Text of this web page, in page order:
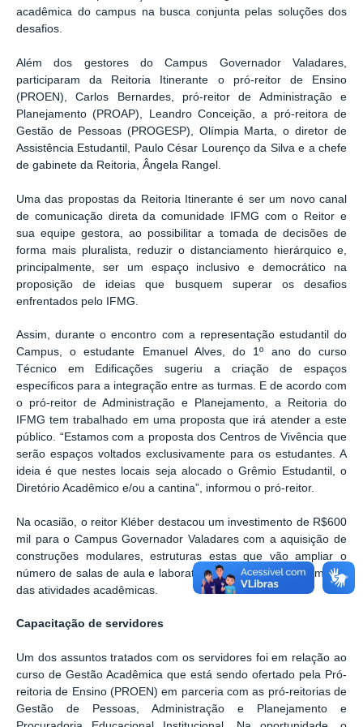
acadêmica do campus na busca conjunta pelas soluções dos
desafios.
Além dos gestores do Campus Governador Valadares,
participaram da Reitoria Itinerante o pró-reitor de Ensino
(PROEN), Carlos Bernardes, pró-reitor de Administração e
Planejamento (PROAP), Leandro Conceição, a pró-reitora de
Gestão de Pessoas (PROGESP), Olímpia Marta, o diretor de
Assistência Estudantil, Paulo César Lourenço da Silva e a chefe
de gabinete da Reitoria, Ângela Rangel.
Uma das propostas da Reitoria Itinerante é ser um novo canal
de comunicação direta da comunidade IFMG com o Reitor e
sua equipe gestora, ao possibilitar a tomada de decisões de
forma mais pluralista, reduzir o distanciamento hierárquico e,
principalmente, ser um espaço inclusivo e democrático na
proposição de ideias que busquem superar os desafios
enfrentados pelo IFMG.
Assim, durante o encontro com a representação estudantil do
Campus, o estudante Emanuel Alves, do 1º ano do curso
Técnico em Edificações sugeriu a criação de espaços
específicos para a integração entre as turmas. E de acordo com
o pró-reitor de Administração e Planejamento, a Reitoria do
IFMG tem trabalhado em uma proposta que irá atender a este
público. “Estamos com a proposta dos Centros de Vivência que
serão espaços voltados exclusivamente para os estudantes. A
ideia é que nestes locais seja alocado o Grêmio Estudantil, o
Diretório Acadêmico e/ou a cantina”, informou o pró-reitor.
Na ocasião, o reitor Kléber destacou um investimento de R$600
mil para o Campus Governador Valadares com a aquisição de
construções modulares, estruturas estas que vão ampliar o
número de salas de aula e laboratórios para o desenvolvimento
das atividades acadêmicas.
Capacitação de servidores
Um dos assuntos tratados com os servidores foi em relação ao
curso de Gestão Acadêmica que está sendo ofertado pela Pró-
reitoria de Ensino (PROEN) em parceria com as pró-reitorias de
Gestão de Pessoas, Administração e Planejamento e